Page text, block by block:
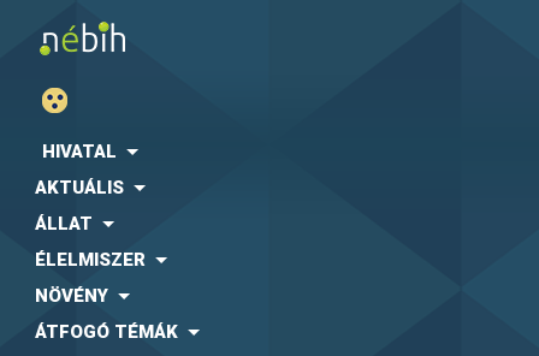
HIVATAL
AKTUÁLIS
ÁLLAT
ÉLELMISZER
NÖVÉNY
ÁTFOGÓ TÉMÁK